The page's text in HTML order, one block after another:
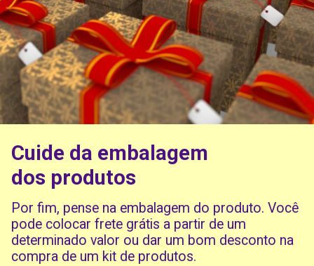
Por fim, pense na embalagem do produto. Você
pode colocar frete grátis a partir de um
determinado valor ou dar um bom desconto na
compra de um kit de produtos.
Cuide da embalagem
dos produtos